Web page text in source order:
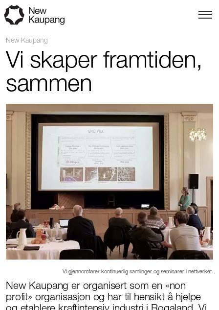
New Kaupang
Vi skaper framtiden,
sammen
Vi gjennomfører kontinuerlig samlinger og seminarer i nettverket.
New Kaupang er organisert som en «non
profit» organisasjon og har til hensikt å hjelpe